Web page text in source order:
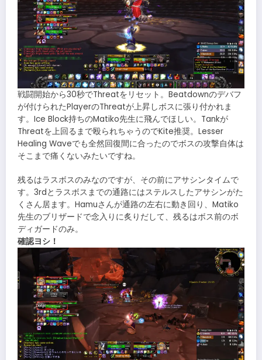
戦闘開始から30秒でThreatをリセット。Beatdownのデバフ
が付けられたPlayerのThreatが上昇しボスに張り付かれま
す。Ice Block持ちのMatiko先生に飛んでほしい。Tankが
Threatを上回るまで殴られちゃうのでKite推奨。Lesser
Healing Waveでも全然回復間に合ったのでボスの攻撃自体は
そこまで痛くないみたいですね。
残るはラスボスのみなのですが、その前にアサシンタイムで
す。3rdとラスボスまでの通路にはステルスしたアサシンがた
くさん居ます。Hamuさんが通路の左右に動き回り、Matiko
先生のブリザードで念入りに炙りだして、残るはボス前のボ
ディガードのみ。
確認ヨシ！